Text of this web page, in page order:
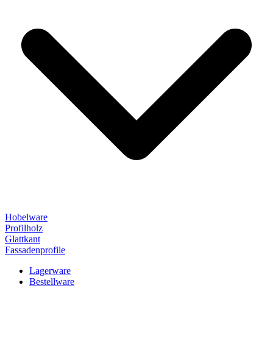
Hobelware
Profilholz
Glattkant
Fassadenprofile
Lagerware
Bestellware